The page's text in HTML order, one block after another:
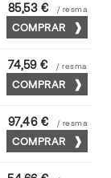
72 x 102
85,53 € / resma
COMPRAR
70 x 100
74,59 € / resma
COMPRAR
72 x 102
97,46 € / resma
COMPRAR